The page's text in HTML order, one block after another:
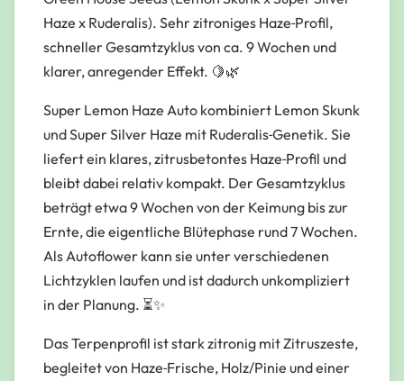
Haze x Ruderalis). Sehr zitroniges Haze‑Profil,
schneller Gesamtzyklus von ca. 9 Wochen und
klarer, anregender Effekt. 🍋🌿
Super Lemon Haze Auto kombiniert Lemon Skunk
und Super Silver Haze mit Ruderalis‑Genetik. Sie
liefert ein klares, zitrusbetontes Haze‑Profil und
bleibt dabei relativ kompakt. Der Gesamtzyklus
beträgt etwa 9 Wochen von der Keimung bis zur
Ernte, die eigentliche Blütephase rund 7 Wochen.
Als Autoflower kann sie unter verschiedenen
Lichtzyklen laufen und ist dadurch unkompliziert
in der Planung. ⏳✨
Das Terpenprofil ist stark zitronig mit Zitruszeste,
begleitet von Haze‑Frische, Holz/Pinie und einer